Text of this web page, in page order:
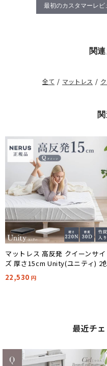
最初のカスタマーレ
関
全て / マットレス /
マットレス 高反発 クイーンサイ
ズ 厚さ15cm Unity(ユニティ) 2
対応 NERUS 正規品 ネルス
22,530 円
最近チ